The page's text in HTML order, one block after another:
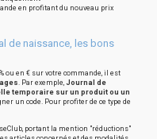
en profitant du nouveau prix
de naissance, les bons
ou en € sur votre commande, il est
. Par exemple, Journal de
temporaire sur un produit ou un
un code. Pour profiter de ce type de
portant la mention "réductions"